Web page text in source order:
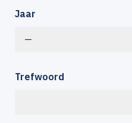
Jaar
—
Trefwoord